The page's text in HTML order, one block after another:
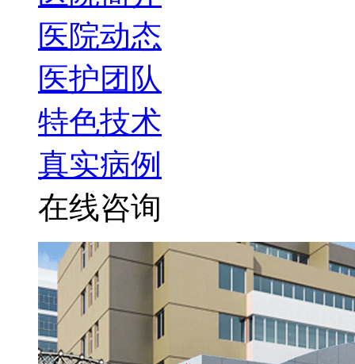
医院动态
医护团队
特色技术
真实病例
在线咨询